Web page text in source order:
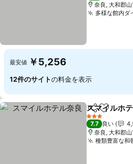
奈良, 大和郡
多様な館内ダ
最安値 ￥5,256
12件のサイトの料金を表示
シェアお気に
スマイルホ
3 ホテルのランク
7.7 良い
奈良, 大和郡
種類豊富な和